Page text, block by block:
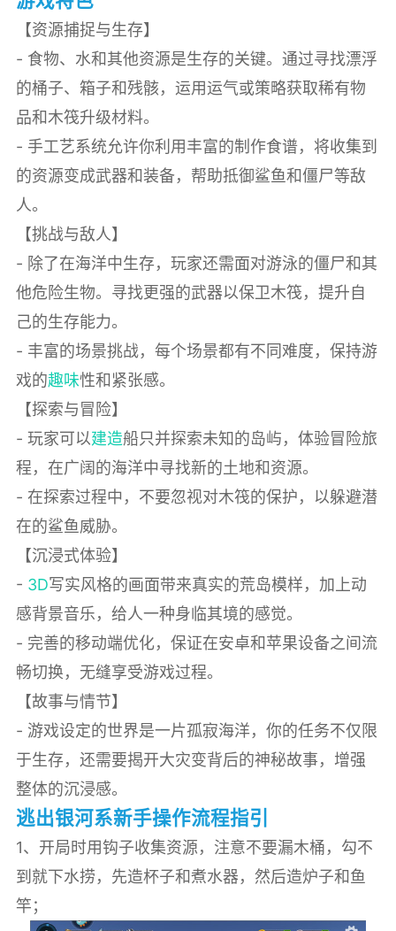
【资源捕捉与生存】
- 食物、水和其他资源是生存的关键。通过寻找漂浮
的桶子、箱子和残骸，运用运气或策略获取稀有物
品和木筏升级材料。
- 手工艺系统允许你利用丰富的制作食谱，将收集到
的资源变成武器和装备，帮助抵御鲨鱼和僵尸等敌
人。
【挑战与敌人】
- 除了在海洋中生存，玩家还需面对游泳的僵尸和其
他危险生物。寻找更强的武器以保卫木筏，提升自
己的生存能力。
- 丰富的场景挑战，每个场景都有不同难度，保持游
戏的趣味性和紧张感。
【探索与冒险】
- 玩家可以建造船只并探索未知的岛屿，体验冒险旅
程，在广阔的海洋中寻找新的土地和资源。
- 在探索过程中，不要忽视对木筏的保护，以躲避潜
在的鲨鱼威胁。
【沉浸式体验】
- 3D写实风格的画面带来真实的荒岛模样，加上动
感背景音乐，给人一种身临其境的感觉。
- 完善的移动端优化，保证在安卓和苹果设备之间流
畅切换，无缝享受游戏过程。
【故事与情节】
- 游戏设定的世界是一片孤寂海洋，你的任务不仅限
于生存，还需要揭开大灾变背后的神秘故事，增强
整体的沉浸感。
逃出银河系新手操作流程指引
1、开局时用钩子收集资源，注意不要漏木桶，勾不
到就下水捞，先造杯子和煮水器，然后造炉子和鱼
竿；